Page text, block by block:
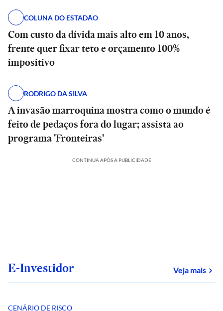
COLUNA DO ESTADÃO
Com custo da dívida mais alto em 10 anos,
frente quer fixar teto e orçamento 100%
impositivo
RODRIGO DA SILVA
A invasão marroquina mostra como o mundo é
feito de pedaços fora do lugar; assista ao
programa 'Fronteiras'
CONTINUA APÓS A PUBLICIDADE
E-Investidor Veja mais
CENÁRIO DE RISCO